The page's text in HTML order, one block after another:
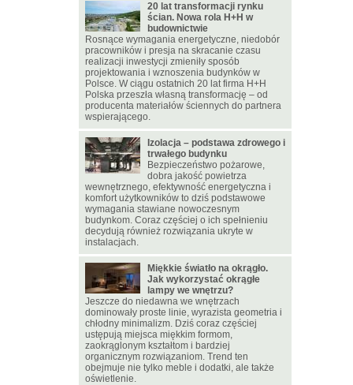
20 lat transformacji rynku
ścian. Nowa rola H+H w
budownictwie
Rosnące wymagania energetyczne, niedobór
pracowników i presja na skracanie czasu
realizacji inwestycji zmieniły sposób
projektowania i wznoszenia budynków w
Polsce. W ciągu ostatnich 20 lat firma H+H
Polska przeszła własną transformację – od
producenta materiałów ściennych do partnera
wspierającego.
Izolacja – podstawa zdrowego i
trwałego budynku
Bezpieczeństwo pożarowe,
dobra jakość powietrza
wewnętrznego, efektywność energetyczna i
komfort użytkowników to dziś podstawowe
wymagania stawiane nowoczesnym
budynkom. Coraz częściej o ich spełnieniu
decydują również rozwiązania ukryte w
instalacjach.
Miękkie światło na okrągło.
Jak wykorzystać okrągłe
lampy we wnętrzu?
Jeszcze do niedawna we wnętrzach
dominowały proste linie, wyrazista geometria i
chłodny minimalizm. Dziś coraz częściej
ustępują miejsca miękkim formom,
zaokrąglonym kształtom i bardziej
organicznym rozwiązaniom. Trend ten
obejmuje nie tylko meble i dodatki, ale także
oświetlenie.